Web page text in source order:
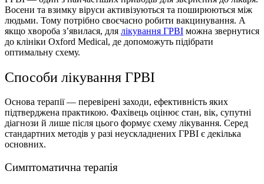
Восени та взимку віруси активізуються та поширюються між
людьми. Тому потрібно своєчасно робити вакцинування. А
якщо хвороба з’явилася, для лікування ГРВІ можна звернутися
до клініки Oxford Medical, де допоможуть підібрати
оптимальну схему.
Способи лікування ГРВІ
Основа терапії — перевірені заходи, ефективність яких
підтверджена практикою. Фахівець оцінює стан, вік, супутні
діагнози й лише після цього формує схему лікування. Серед
стандартних методів у разі неускладнених ГРВІ є декілька
основних.
Симптоматична терапія